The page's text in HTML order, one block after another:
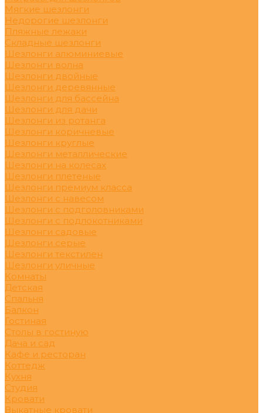
Мягкие шезлонги
Недорогие шезлонги
Пляжные лежаки
Складные шезлонги
Шезлонги алюминиевые
Шезлонги волна
Шезлонги двойные
Шезлонги деревянные
Шезлонги для бассейна
Шезлонги для дачи
Шезлонги из ротанга
Шезлонги коричневые
Шезлонги круглые
Шезлонги металлические
Шезлонги на колесах
Шезлонги плетеные
Шезлонги премиум класса
Шезлонги с навесом
Шезлонги с подголовниками
Шезлонги с подлокотниками
Шезлонги садовые
Шезлонги серые
Шезлонги текстилен
Шезлонги уличные
Комнаты
Детская
Спальня
Балкон
Гостиная
Столы в гостиную
Дача и сад
Кафе и ресторан
Коттедж
Кухня
Студия
Кровати
Выкатные кровати